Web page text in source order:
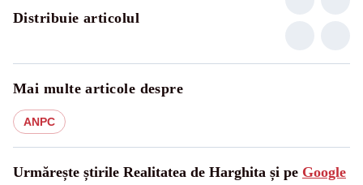
Distribuie articolul
Mai multe articole despre
ANPC
Urmărește știrile Realitatea de Harghita și pe Google